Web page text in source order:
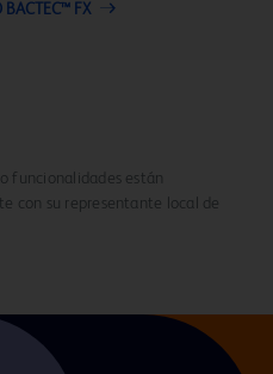
FX
funcionalidades están
con su representante local de